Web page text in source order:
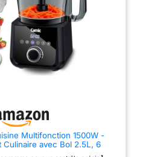
de cuisine ; Comprend des
disques pour trancher, des
lanières grossières et hacher,
un couteau à pétrir, un couteau à
viande, un fouet à crème, un
presse-citron, ainsi qu'un
pichet à jus de 2,5 L, une tasse
à emporter de 400 ml et un
durable】 Avec une fonction de
nettoyage spéciale et des
pièces lavables au lave-
Multifonction 1500W -
Culinaire avec Bol 2.5L, 6